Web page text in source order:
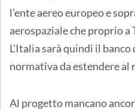
l’ente aereo europeo e
aerospaziale che proprio a
L’Italia sarà quindi il
normativa da estendere al
Al progetto mancano